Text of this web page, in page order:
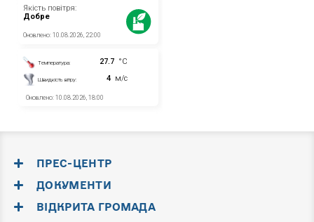
ПРЕС-ЦЕНТР
ДОКУМЕНТИ
ВІДКРИТА ГРОМАДА